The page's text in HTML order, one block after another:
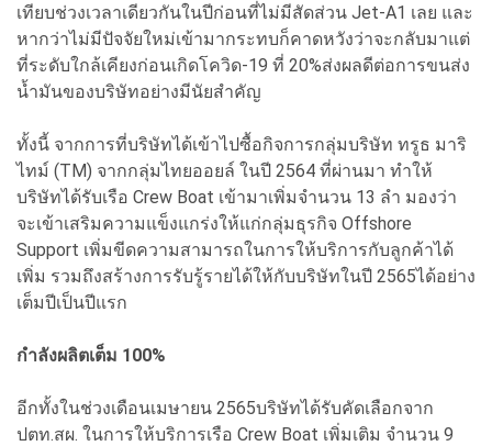
เทียบช่วงเวลาเดียวกันในปีก่อนที่ไม่มีสัดส่วน Jet-A1 เลย และ
หากว่าไม่มีปัจจัยใหม่เข้ามากระทบก็คาดหวังว่าจะกลับมาแต่
ที่ระดับใกล้เคียงก่อนเกิดโควิด-19 ที่ 20%ส่งผลดีต่อการขนส่ง
น้ำมันของบริษัทอย่างมีนัยสำคัญ
ทั้งนี้ จากการที่บริษัทได้เข้าไปซื้อกิจการกลุ่มบริษัท ทรูธ มาริ
ไทม์ (TM) จากกลุ่มไทยออยล์ ในปี 2564 ที่ผ่านมา ทำให้
บริษัทได้รับเรือ Crew Boat เข้ามาเพิ่มจำนวน 13 ลำ มองว่า
จะเข้าเสริมความแข็งแกร่งให้แก่กลุ่มธุรกิจ Offshore
Support เพิ่มขีดความสามารถในการให้บริการกับลูกค้าได้
เพิ่ม รวมถึงสร้างการรับรู้รายได้ให้กับบริษัทในปี 2565ได้อย่าง
เต็มปีเป็นปีแรก
กำลังผลิตเต็ม 100%
อีกทั้งในช่วงเดือนเมษายน 2565บริษัทได้รับคัดเลือกจาก
ปตท.สผ. ในการให้บริการเรือ Crew Boat เพิ่มเติม จำนวน 9